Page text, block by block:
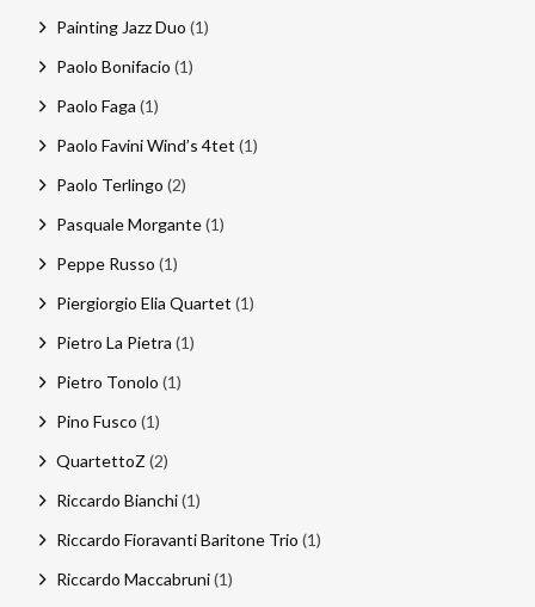
Painting Jazz Duo (1)
Paolo Bonifacio (1)
Paolo Faga (1)
Paolo Favini Wind’s 4tet (1)
Paolo Terlingo (2)
Pasquale Morgante(1)
Peppe Russo (1)
Piergiorgio Elia Quartet (1)
Pietro La Pietra (1)
Pietro Tonolo (1)
Pino Fusco (1)
QuartettoZ (2)
Riccardo Bianchi(1)
Riccardo Fioravanti Baritone Trio (1)
Riccardo Maccabruni(1)